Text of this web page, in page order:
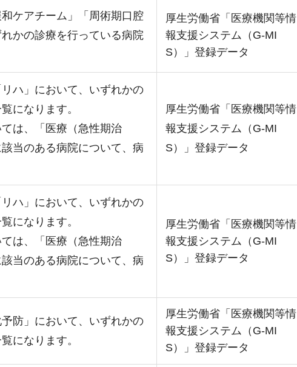
ケアチーム」「周術期口腔
かの診療を行っている病院
厚生労働省「医療機関等情
報支援システム（G-MI
S）」登録データ
ハ」において、いずれかの
になります。
は、「医療（急性期治
当のある病院について、病
厚生労働省「医療機関等情
報支援システム（G-MI
S）」登録データ
ハ」において、いずれかの
になります。
は、「医療（急性期治
当のある病院について、病
厚生労働省「医療機関等情
報支援システム（G-MI
S）」登録データ
防」において、いずれかの
になります。
厚生労働省「医療機関等情
報支援システム（G-MI
S）」登録データ